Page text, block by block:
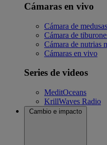
Cámaras en vivo
Cámara de medusas
Cámara de
Cámara de nutrias
Cámaras en vivo
Series de videos
MeditOceans
KrillWaves Radio
Cambio e impacto